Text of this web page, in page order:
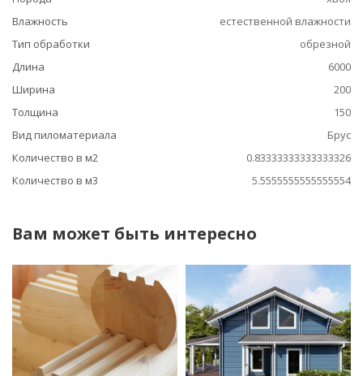
Влажность
естественной влажности
Тип обработки
обрезной
Длина
6000
Ширина
200
Толщина
150
Вид пиломатериала
Брус
Количество в м2
0.83333333333333326
Количество в м3
5.5555555555555554
Вам может быть интересно